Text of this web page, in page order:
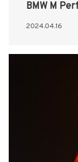
BMW M
2024.04.16